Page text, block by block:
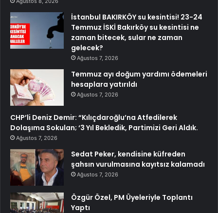
İstanbul BAKIRKÖY su kesintisi! 23-24
Temmuz İSKİ Bakırköy su kesintisi ne
zaman bitecek, sular ne zaman
gelecek?
Ağustos 7, 2026
Temmuz ayı doğum yardımı ödemeleri
hesaplara yatırıldı
Ağustos 7, 2026
CHP’li Deniz Demir: “Kılıçdaroğlu’na Atfedilerek
Dolaşıma Sokulan; ‘3 Yıl Bekledik, Partimizi Geri Aldık.
Ağustos 7, 2026
Sedat Peker, kendisine küfreden
şahsın vurulmasına kayıtsız kalamadı
Ağustos 7, 2026
Özgür Özel, PM Üyeleriyle Toplantı
Yaptı